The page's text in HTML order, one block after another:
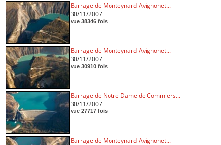
Barrage de Monteynard-Avignonet...
30/11/2007
vue 38346 fois
Barrage de Monteynard-Avignonet...
30/11/2007
vue 30910 fois
Barrage de Notre Dame de Commiers...
30/11/2007
vue 27717 fois
Barrage de Monteynard-Avignonet...